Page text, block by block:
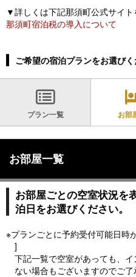
▼詳しくは下記那須町公式サイト
那須町宿泊税の導入について
ご希望の宿泊プランをお選びく
プラン一覧 お部
お部屋一覧
お部屋ごとの空室状況を
泊日をお選びください。
※プランごとに予約受付可能日時
]
下記一覧で空室があっても、
ない場合もございますのでご